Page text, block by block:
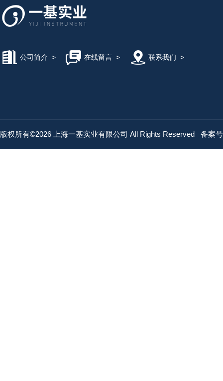
公司简介 > 在线留言> 联系我们 >
版权所有©2026 上海一基实业有限公司 All Rights Reserved 备案